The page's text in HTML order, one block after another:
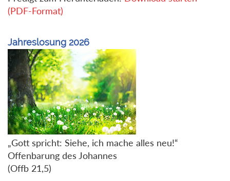
(PDF-Format)
Jahreslosung 2026
„Gott spricht: Siehe, ich mache alles neu!“
Offenbarung des Johannes
(Offb 21,5)